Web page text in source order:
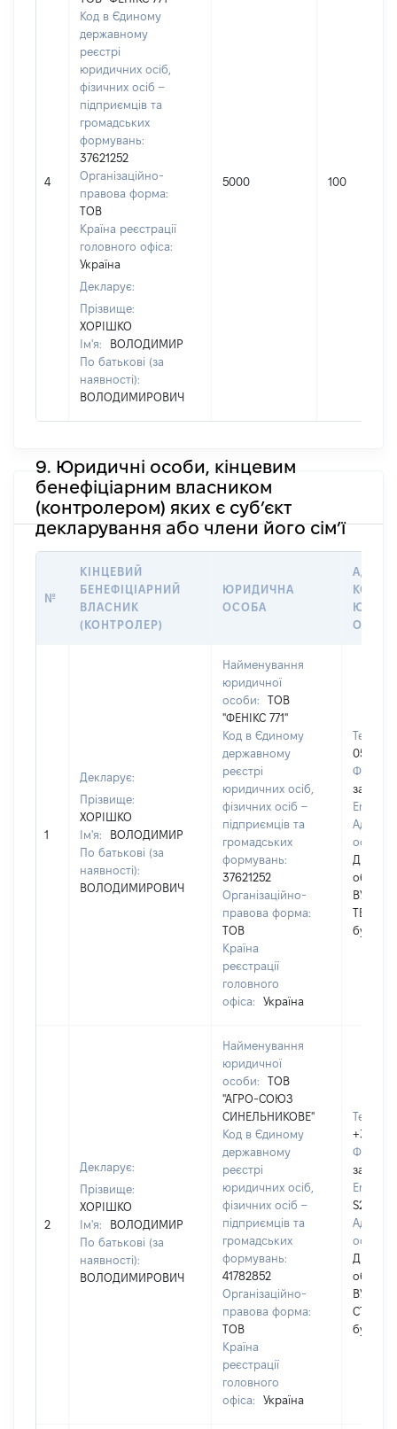
4
Код в Єдиному
державному
реєстрі
юридичних осіб,
фізичних осіб –
підприємців та
громадських
формувань:
37621252
Організаційно-
правова форма:
ТОВ
Країна реєстрації
головного офіса:
Україна
Декларує:
Прізвище:
ХОРІШКО
Ім'я:
ВОЛОДИМИР
По батькові (за
наявності):
ВОЛОДИМИРОВИЧ
5000 100
9. Юридичні особи, кінцевим
бенефіціарним власником
(контролером) яких є суб’єкт
декларування або члени його сім’ї
№
КІНЦЕВИЙ
БЕНЕФІЦІАРНИЙ
ВЛАСНИК
(КОНТРОЛЕР)
ЮРИДИЧНА
ОСОБА
1
Декларує:
Прізвище:
ХОРІШКО
Ім'я:
ВОЛОДИМИР
По батькові (за
наявності):
ВОЛОДИМИРОВИЧ
Найменування
юридичної
особи:
ТОВ
"ФЕНІКС 771"
Код в Єдиному
державному
реєстрі
юридичних осіб,
фізичних осіб –
підприємців та
громадських
формувань:
37621252
Організаційно-
правова форма:
ТОВ
Країна
реєстрації
головного
офіса:
Україна
Факс:
Email:
Адреса
особи:
обл.,
ВУЛИЦЯ
2
Декларує:
Прізвище:
ХОРІШКО
Ім'я:
ВОЛОДИМИР
По батькові (за
наявності):
ВОЛОДИМИРОВИЧ
Найменування
юридичної
особи:
ТОВ
"АГРО-СОЮЗ
СИНЕЛЬНИКОВЕ"
Код в Єдиному
державному
реєстрі
юридичних осіб,
фізичних осіб –
підприємців та
громадських
формувань:
41782852
Організаційно-
правова форма:
ТОВ
Країна
реєстрації
головного
офіса:
Україна
Факс:
Email:
Адреса
особи:
обл.,
ВУЛИЦЯ